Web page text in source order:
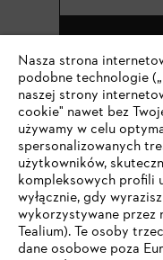
Nasza strona
podobne technologie
naszej strony
cookie" nawet bez
używamy w celu
spersonalizowanych
użytkowników,
kompleksowych profili
wyłącznie, gdy
wykorzystywane przez
Tealium). Te osoby
dane osobowe poza